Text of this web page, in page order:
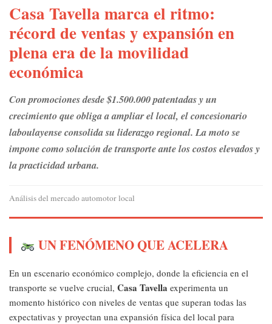
Casa Tavella marca el ritmo:
récord de ventas y expansión en
plena era de la movilidad
económica
Con promociones desde $1.500.000 patentadas y un
crecimiento que obliga a ampliar el local, el concesionario
laboulayense consolida su liderazgo regional. La moto se
impone como solución de transporte ante los costos elevados y
la practicidad urbana.
Análisis del mercado automotor local
UN FENÓMENO QUE ACELERA
En un escenario económico complejo, donde la eficiencia en el
transporte se vuelve crucial, Casa Tavella experimenta un
momento histórico con niveles de ventas que superan todas las
expectativas y proyectan una expansión física del local para